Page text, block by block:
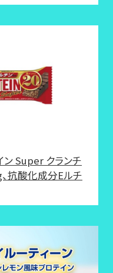
ン Super クランチ
、抗酸化成分Eルチ